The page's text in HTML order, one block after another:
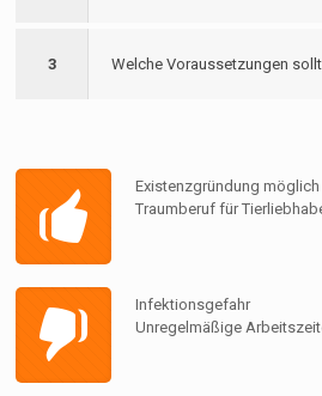
3 Welche Voraussetzungen
Existenzgründung möglich
Traumberuf für
Infektionsgefahr
Unregelmäßige